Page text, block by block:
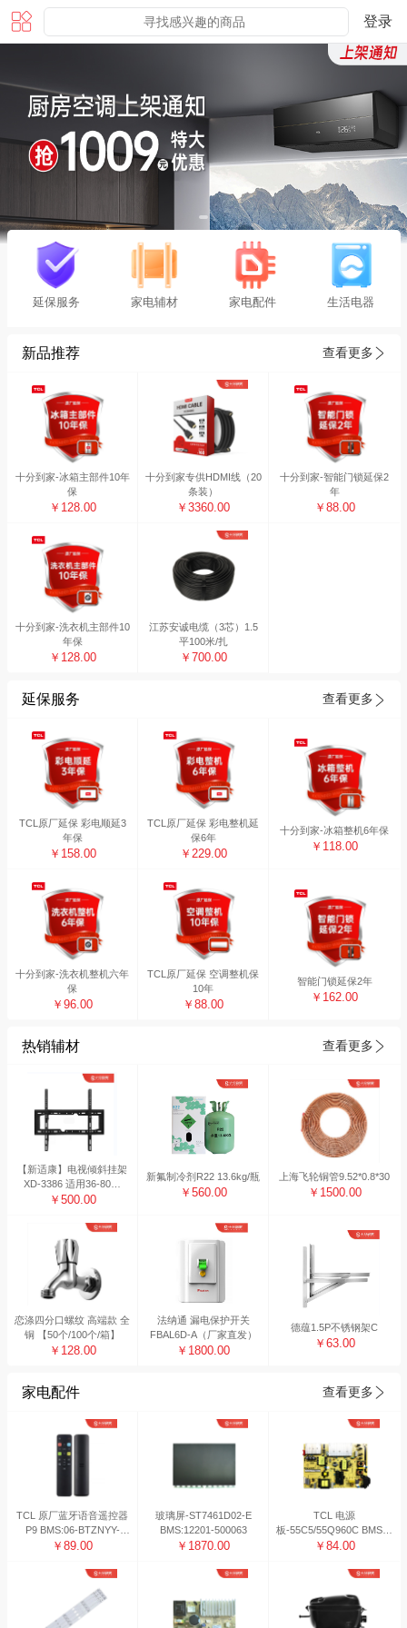
登录
延保服务 家电辅材 家电配件 生活电器
新品推荐 查看更多
十分到家-冰箱主部件10年
保
￥128.00
十分到家专供HDMI线（20
条装）
￥3360.00
十分到家-智能门锁延保2
年
￥88.00
十分到家-洗衣机主部件10
年保
￥128.00
江苏安诚电缆（3芯）1.5
平100米/扎
￥700.00
延保服务 查看更多
TCL原厂延保 彩电顺延3
年保
￥158.00
TCL原厂延保 彩电整机延
保6年
￥229.00
十分到家-冰箱整机6年保
￥118.00
十分到家-洗衣机整机六年
保
￥96.00
TCL原厂延保 空调整机保
10年
￥88.00
智能门锁延保2年
￥162.00
热销辅材 查看更多
【新适康】电视倾斜挂架
XD-3386 适用36-80寸
（10副装）
￥500.00
新氟制冷剂R22 13.6kg/瓶
￥560.00
上海飞轮铜管9.52*0.8*30
￥1500.00
恋涤四分口螺纹 高端款 全
铜 【50个/100个/箱】
￥128.00
法纳通 漏电保护开关
FBAL6D-A（厂家直发）
￥1800.00
德蕴1.5P不锈钢架C
￥63.00
家电配件 查看更多
TCL 原厂蓝牙语音遥控器
P9 BMS:06-BTZNYY-
BRC802D
￥89.00
玻璃屏-ST7461D02-E
BMS:12201-500063
￥1870.00
TCL 电源
板-55C5/55Q960C BMS系
统编码：08-L171H34-
发货 非工作日发货时间顺
￥84.00